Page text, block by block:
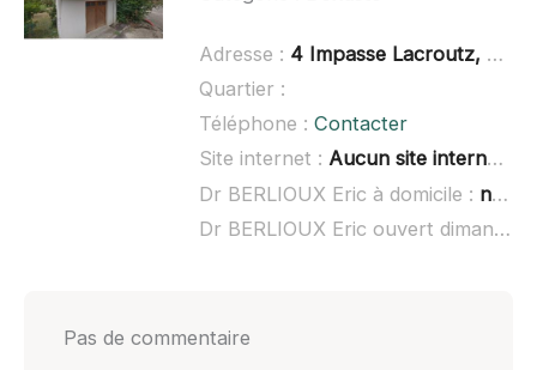
Adresse : 4 Impasse Lacroutz, 32190 Vic-Fezensac
Quartier :
Téléphone : Contacter
Site internet : Aucun site internet connu
Dr BERLIOUX Eric à domicile : non renseigné
Dr BERLIOUX Eric ouvert dimanche :
Pas de commentaire